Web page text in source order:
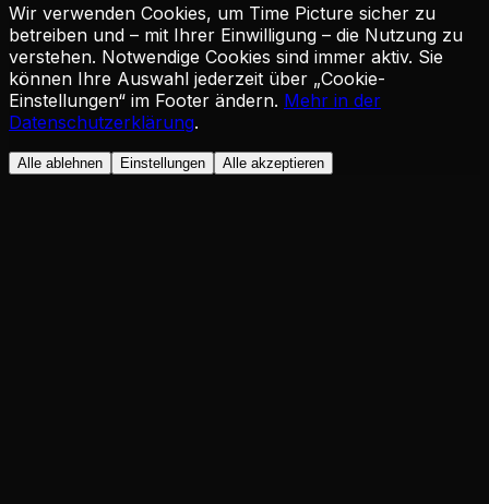
Wir verwenden Cookies, um Time Picture sicher zu
betreiben und – mit Ihrer Einwilligung – die Nutzung zu
verstehen. Notwendige Cookies sind immer aktiv. Sie
können Ihre Auswahl jederzeit über „Cookie-
Einstellungen“ im Footer ändern. Mehr in der
Datenschutzerklärung.
Alle ablehnen Einstellungen Alle akzeptieren